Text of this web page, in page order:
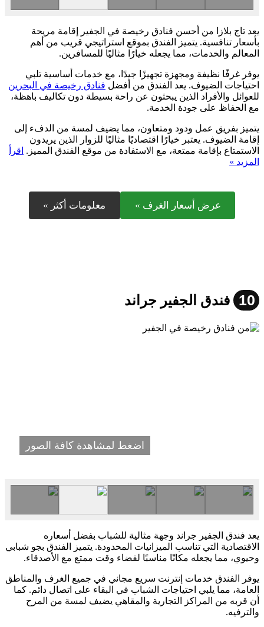
يعد تاج بلازا من أحسن فنادق رخيصة في الجفير إقامة مريحة
بأسعار تنافسية. يتميز الفندق بموقع استراتيجي قريب من أهم
المعالم والخدمات، مما يجعله خيارًا مثاليًا للمسافرين.
يوفر غرفًا نظيفة ومجهزة تجهيزًا جيدًا، مع خدمات أساسية تلبي
احتياجات الضيوف. يعد الفندق من أفضل فنادق رخيصة في البحرين
للعوائل والأفراد الذين يبحثون عن راحة بسيطة دون تكاليف باهظة،
مع الحفاظ على جودة الخدمة.
يتميز بفريق عمل ودود ومتعاون، مما يضيف لمسة من الدفء إلى
إقامة الضيوف. يعتبر خيارًا اقتصاديًا مثاليًا للزوار الذين يريدون
الاستمتاع بإقامة ممتعة، مع الاستفادة من موقع الفندق المميز. اقرأ
المزيد »
عرض أسعار الغرف » معلومات أكثر »
10 فندق الجفير جراند
اضغط لمشاهدة كافة الصور
يعد فندق الجفير جراند وجهة مثالية للشباب بفضل أسعاره
الاقتصادية التي تناسب الميزانيات المحدودة. يتميز الفندق بجو شبابي
وحيوي، مما يجعله مكانًا مناسبًا لقضاء وقت ممتع مع الأصدقاء.
يوفر الفندق خدمات إنترنت سريع مجاني في جميع الغرف والمناطق
العامة، مما يلبي احتياجات الشباب في البقاء على اتصال دائم. كما
أن قربه من المراكز التجارية والمقاهي يضيف لمسة من المرح
والترفيه.